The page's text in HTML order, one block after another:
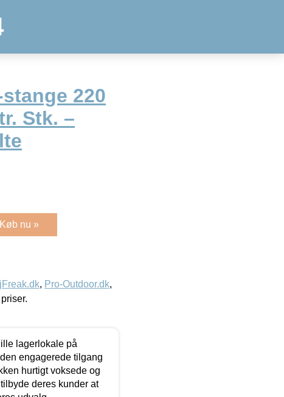
220
Stk. –
Køb nu »
, Pro-Outdoor.dk,
lagerlokale på
engagerede tilgang
hurtigt voksede og
deres kunder at